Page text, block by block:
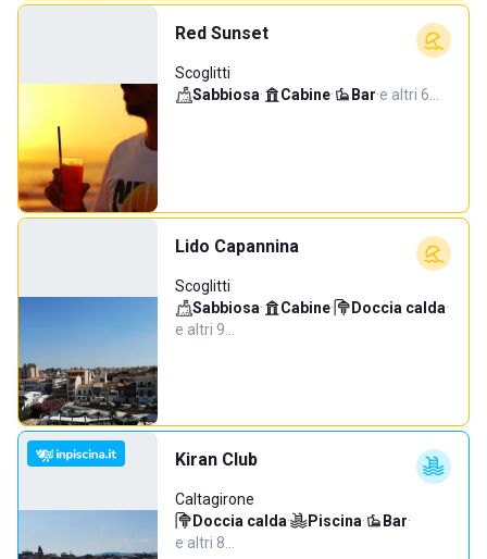
Red Sunset
Scoglitti
Sabbiosa· Cabine· Bar·e altri 6…
Lido Capannina
Scoglitti
Sabbiosa· Cabine· Doccia calda·
e altri 9…
Kiran Club
Caltagirone
Doccia calda· Piscina· Bar·
e altri 8…